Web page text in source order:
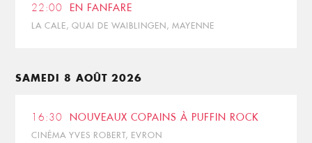
22:00 EN FANFARE
LA CALE, QUAI DE WAIBLINGEN, MAYENNE
SAMEDI 8 AOÛT 2026
16:30 NOUVEAUX COPAINS À PUFFIN ROCK
CINÉMA YVES ROBERT, EVRON